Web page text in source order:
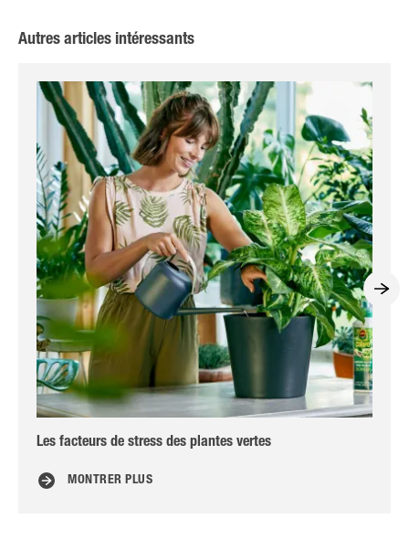
Autres articles intéressants
Les facteurs de stress des plantes vertes
MONTRER PLUS